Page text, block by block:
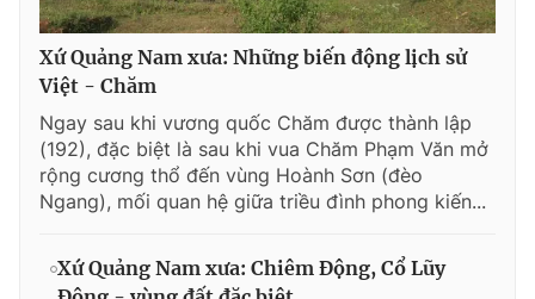
Xứ Quảng Nam xưa: Những biến động lịch sử
Việt - Chăm
Ngay sau khi vương quốc Chăm được thành lập
(192), đặc biệt là sau khi vua Chăm Phạm Văn mở
rộng cương thổ đến vùng Hoành Sơn (đèo
Ngang), mối quan hệ giữa triều đình phong kiến...
Xứ Quảng Nam xưa: Chiêm Động, Cổ Lũy